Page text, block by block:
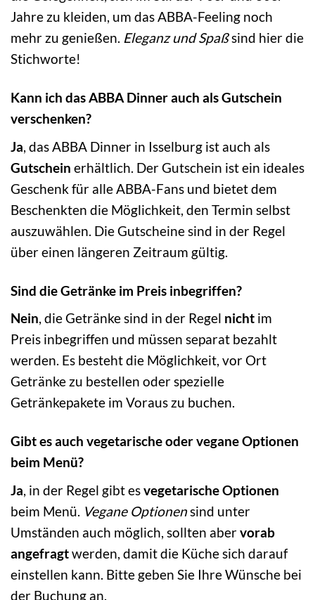
Jahre zu kleiden, um das ABBA-Feeling noch
mehr zu genießen. Eleganz und Spaßsind hier die
Stichworte!
Kann ich das ABBA Dinner auch als Gutschein
verschenken?
Ja, das ABBA Dinner in Isselburg ist auch als
Gutschein erhältlich. Der Gutschein ist ein ideales
Geschenk für alle ABBA-Fans und bietet dem
Beschenkten die Möglichkeit, den Termin selbst
auszuwählen. Die Gutscheine sind in der Regel
über einen längeren Zeitraum gültig.
Sind die Getränke im Preis inbegriffen?
Nein, die Getränke sind in der Regel nicht im
Preis inbegriffen und müssen separat bezahlt
werden. Es besteht die Möglichkeit, vor Ort
Getränke zu bestellen oder spezielle
Getränkepakete im Voraus zu buchen.
Gibt es auch vegetarische oder vegane Optionen
beim Menü?
Ja, in der Regel gibt esvegetarische Optionen
beim Menü. Vegane Optionensind unter
Umständen auch möglich, sollten abervorab
angefragtwerden, damit die Küche sich darauf
einstellen kann. Bitte geben Sie Ihre Wünsche bei
der Buchung an.